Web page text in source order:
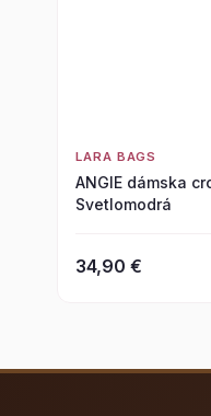
LARA BAGS
ANGIE dámska
Svetlomodrá
34,90 €